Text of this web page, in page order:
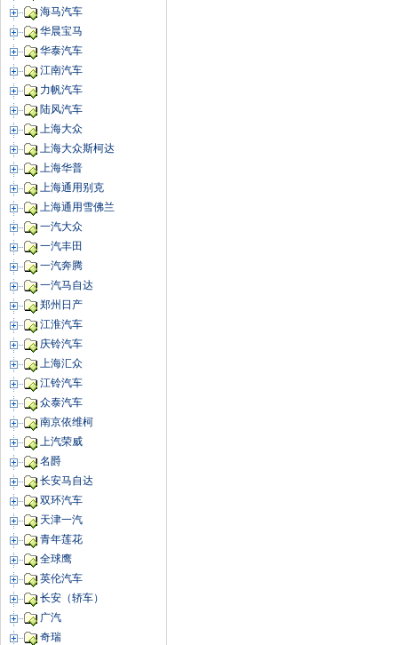
海马汽车
华晨宝马
华泰汽车
江南汽车
力帆汽车
陆风汽车
上海大众
上海大众斯柯达
上海华普
上海通用别克
上海通用雪佛兰
一汽大众
一汽丰田
一汽奔腾
一汽马自达
郑州日产
江淮汽车
庆铃汽车
上海汇众
江铃汽车
众泰汽车
南京依维柯
上汽荣威
名爵
长安马自达
双环汽车
天津一汽
青年莲花
全球鹰
英伦汽车
长安（轿车）
广汽
奇瑞